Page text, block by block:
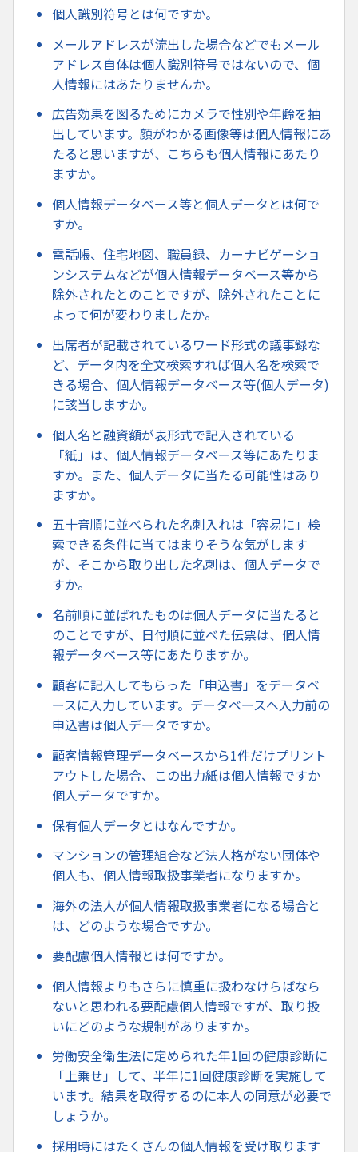
個人識別符号とは何ですか。
メールアドレスが流出した場合などでもメール
アドレス自体は個人識別符号ではないので、個
人情報にはあたりませんか。
広告効果を図るためにカメラで性別や年齢を抽
出しています。顔がわかる画像等は個人情報にあ
たると思いますが、こちらも個人情報にあたり
ますか。
個人情報データベース等と個人データとは何で
すか。
電話帳、住宅地図、職員録、カーナビゲーショ
ンシステムなどが個人情報データベース等から
除外されたとのことですが、除外されたことに
よって何が変わりましたか。
出席者が記載されているワード形式の議事録な
ど、データ内を全文検索すれば個人名を検索で
きる場合、個人情報データベース等(個人データ)
に該当しますか。
個人名と融資額が表形式で記入されている
「紙」は、個人情報データベース等にあたりま
すか。また、個人データに当たる可能性はあり
ますか。
五十音順に並べられた名刺入れは「容易に」検
索できる条件に当てはまりそうな気がします
が、そこから取り出した名刺は、個人データで
すか。
名前順に並ばれたものは個人データに当たると
のことですが、日付順に並べた伝票は、個人情
報データベース等にあたりますか。
顧客に記入してもらった「申込書」をデータベ
ースに入力しています。データベースへ入力前の
申込書は個人データですか。
顧客情報管理データベースから1件だけプリント
アウトした場合、この出力紙は個人情報ですか
個人データですか。
保有個人データとはなんですか。
マンションの管理組合など法人格がない団体や
個人も、個人情報取扱事業者になりますか。
海外の法人が個人情報取扱事業者になる場合と
は、どのような場合ですか。
要配慮個人情報とは何ですか。
個人情報よりもさらに慎重に扱わなけらばなら
ないと思われる要配慮個人情報ですが、取り扱
いにどのような規制がありますか。
労働安全衛生法に定められた年1回の健康診断に
「上乗せ」して、半年に1回健康診断を実施して
います。結果を取得するのに本人の同意が必要で
しょうか。
採用時にはたくさんの個人情報を受け取ります